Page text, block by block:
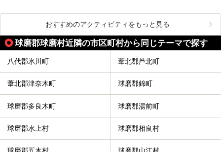
おすすめのアクティビティをもっと見る
球磨郡球磨村近隣の市区町村から同じテーマで探す
八代郡氷川町 葦北郡芦北町
葦北郡津奈木町 球磨郡錦町
球磨郡多良木町 球磨郡湯前町
球磨郡水上村 球磨郡相良村